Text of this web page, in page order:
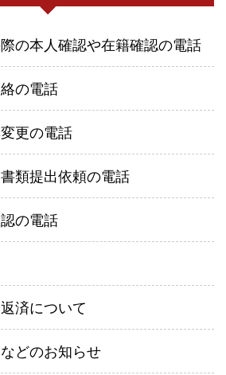
の本人確認や在籍確認の電話
の電話
更の電話
類提出依頼の電話
の電話
済について
どのお知らせ